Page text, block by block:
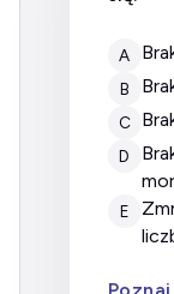
A
B
C
D
brak plemników o prawidłowej
E
zmniejszoną poniżej 1 mln/ml